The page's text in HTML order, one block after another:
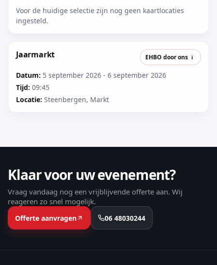
Voor de huidige selectie zijn nog geen kaartlocaties
ingesteld.
Jaarmarkt EHBO door ons i
Datum: 5 september 2026 - 6 september 2026
Tijd: 09:45
Locatie: Steenbergen, Markt
Klaar voor uw evenement?
Vraag vandaag nog een vrijblijvende offerte aan. Wij
reageren zo snel mogelijk.
Offerte aanvragen 06 48030244